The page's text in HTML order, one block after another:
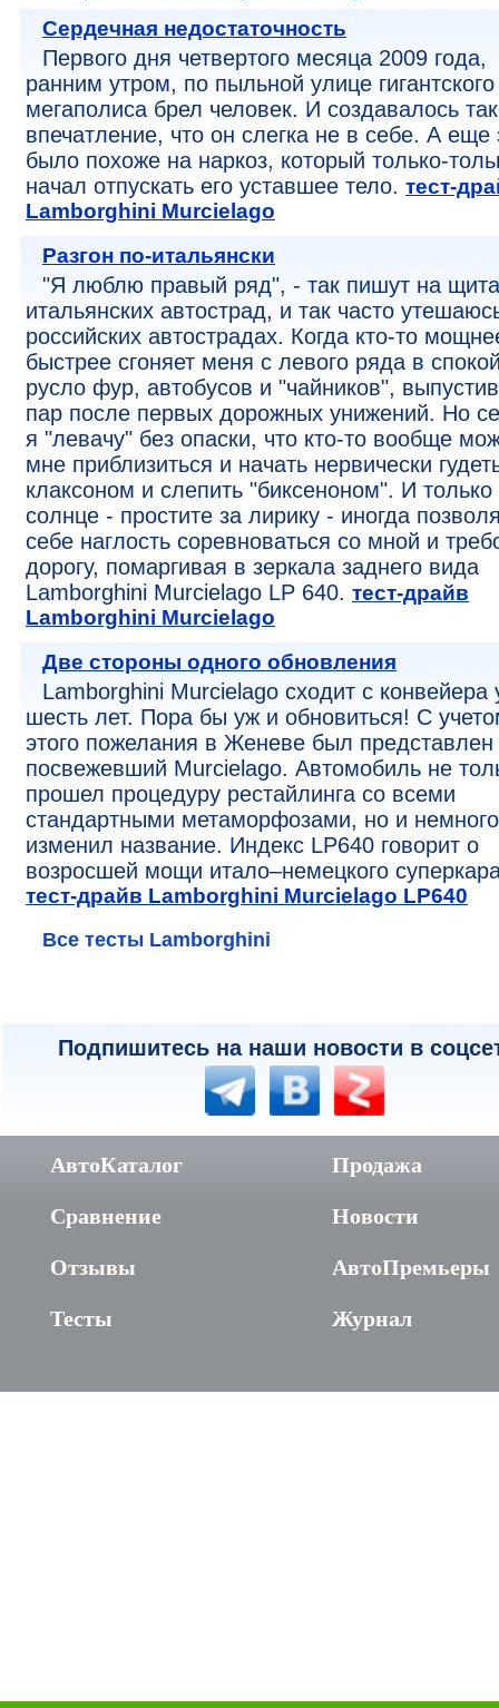
Сердечная недостаточность
Первого дня четвертого месяца 2009 года,
ранним утром, по пыльной улице гигантского
мегаполиса брел человек. И создавалось
впечатление, что он слегка не в себе. А еще
было похоже на наркоз, который только-
начал отпускать его уставшее тело. тест-
Lamborghini Murcielago
Разгон по-итальянски
"Я люблю правый ряд", - так пишут на
итальянских автострад, и так часто
российских автострадах. Когда кто-то
быстрее сгоняет меня с левого ряда в
русло фур, автобусов и "чайников",
пар после первых дорожных унижений. Но
я "левачу" без опаски, что кто-то вообще
мне приблизиться и начать нервически
клаксоном и слепить "биксеноном". И только
солнце - простите за лирику - иногда
себе наглость соревноваться со мной и
дорогу, помаргивая в зеркала заднего вида
Lamborghini Murcielago LP 640. тест-драйв
Lamborghini Murcielago
Две стороны одного обновления
Lamborghini Murcielago сходит с конвейера
шесть лет. Пора бы уж и обновиться! С
этого пожелания в Женеве был представлен
посвежевший Murcielago. Автомобиль не
прошел процедуру рестайлинга со всеми
стандартными метаморфозами, но и немного
изменил название. Индекс LP640 говорит о
возросшей мощи итало–немецкого
тест-драйв Lamborghini Murcielago LP640
Все тесты Lamborghini
Подпишитесь на наши новости в
АвтоКаталог
Сравнение
Отзывы
Тесты
Продажа
Новости
АвтоПремьеры
Журнал